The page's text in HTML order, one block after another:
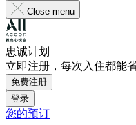
Close menu
忠诚计划
立即注册，每次入住都能
免费注册
登录
您的预订